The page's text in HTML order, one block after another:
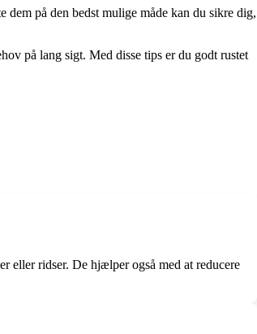
på den bedst mulige måde kan du sikre dig,
på lang sigt. Med disse tips er du godt rustet
eller ridser. De hjælper også med at reducere